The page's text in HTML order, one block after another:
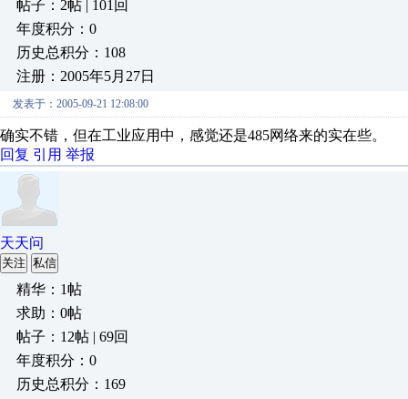
帖子：2帖 | 101回
年度积分：0
历史总积分：108
注册：2005年5月27日
发表于：2005-09-21 12:08:00
确实不错，但在工业应用中，感觉还是485网络来的实在些。
回复 引用 举报
天天问
关注 私信
精华：1帖
求助：0帖
帖子：12帖 | 69回
年度积分：0
历史总积分：169